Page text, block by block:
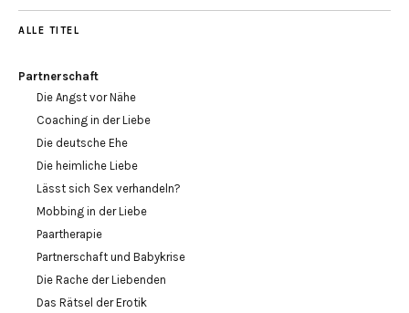
ALLE TITEL
Partnerschaft
Die Angst vor Nähe
Coaching in der Liebe
Die deutsche Ehe
Die heimliche Liebe
Lässt sich Sex verhandeln?
Mobbing in der Liebe
Paartherapie
Partnerschaft und Babykrise
Die Rache der Liebenden
Das Rätsel der Erotik